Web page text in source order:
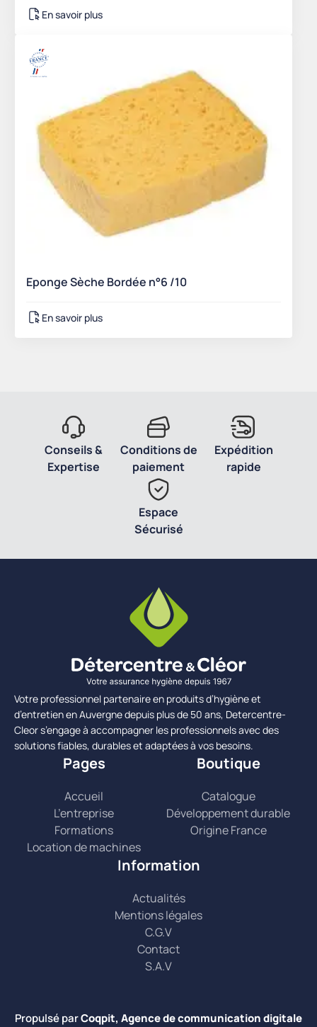
En savoir plus
Eponge Sèche Bordée n°6 /10
En savoir plus
Conseils &
Expertise
Conditions de
paiement
Expédition
rapide
Espace
Sécurisé
Votre professionnel partenaire en produits d’hygiène et
d’entretien en Auvergne depuis plus de 50 ans, Detercentre-
Cleor s’engage à accompagner les professionnels avec des
solutions fiables, durables et adaptées à vos besoins.
Pages
Accueil
L’entreprise
Formations
Location de machines
Boutique
Catalogue
Développement durable
Origine France
Information
Actualités
Mentions légales
C.G.V
Contact
S.A.V
Propulsé parCoqpit, Agence de communication digitale